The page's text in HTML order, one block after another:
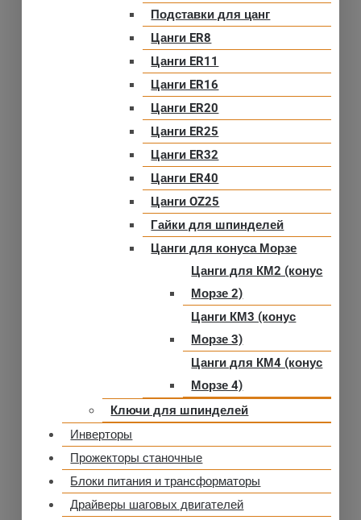
Подставки для цанг
Цанги ER8
Цанги ER11
Цанги ER16
Цанги ER20
Цанги ER25
Цанги ER32
Цанги ER40
Цанги OZ25
Гайки для шпинделей
Цанги для конуса Морзе
Цанги для КМ2 (конус
Морзе 2)
Цанги КМ3 (конус
Морзе 3)
Цанги для КМ4 (конус
Морзе 4)
Ключи для шпинделей
Инверторы
Прожекторы станочные
Блоки питания и трансформаторы
Драйверы шаговых двигателей